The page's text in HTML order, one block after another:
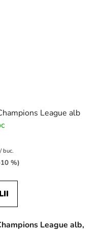
League alb
/ buc.
%)
League alb,